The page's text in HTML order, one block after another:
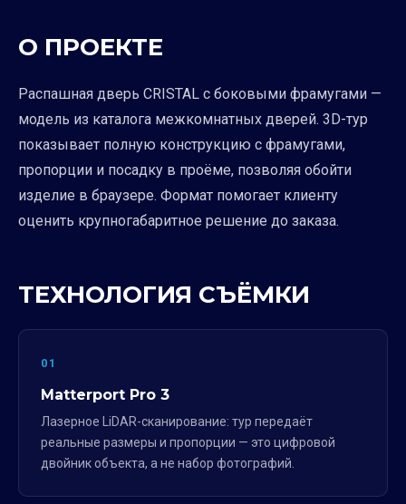
О ПРОЕКТЕ
Распашная дверь CRISTAL с боковыми фрамугами —
модель из каталога межкомнатных дверей. 3D-тур
показывает полную конструкцию с фрамугами,
пропорции и посадку в проёме, позволяя обойти
изделие в браузере. Формат помогает клиенту
оценить крупногабаритное решение до заказа.
ТЕХНОЛОГИЯ СЪЁМКИ
01
Matterport Pro 3
Лазерное LiDAR-сканирование: тур передаёт
реальные размеры и пропорции — это цифровой
двойник объекта, а не набор фотографий.